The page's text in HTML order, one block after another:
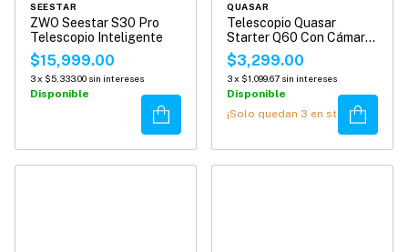
SEESTAR
ZWO Seestar S30 Pro
Telescopio Inteligente
$15,999.00
3x $5,333.00 sin intereses
Disponible
Comprar
QUASAR
Telescopio Quasar
Starter Q60 Con Cámara
Wifi
$3,299.00
3x $1,099.67 sin intereses
Disponible
¡Solo quedan 3 en stock!Comprar